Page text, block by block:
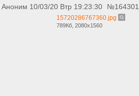
Аноним 10/03/20 Втр 19:23:30 №164301
15720286767360.jpg
789Кб, 2080x1560